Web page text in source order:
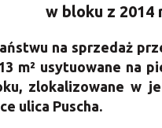
w bloku z 2014
na sprzedaż
m² usytuowane na
zlokalizowane w
ulica Puscha.